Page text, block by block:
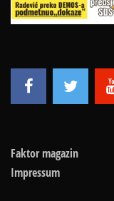
Faktor magazin
Impressum